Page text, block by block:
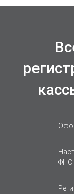
ФНС